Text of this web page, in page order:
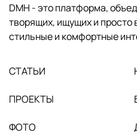
DMH - это платформа,
творящих, ищущих и просто
стильные и комфортные
СТАТЬИ
ПРОЕКТЫ
ФОТО